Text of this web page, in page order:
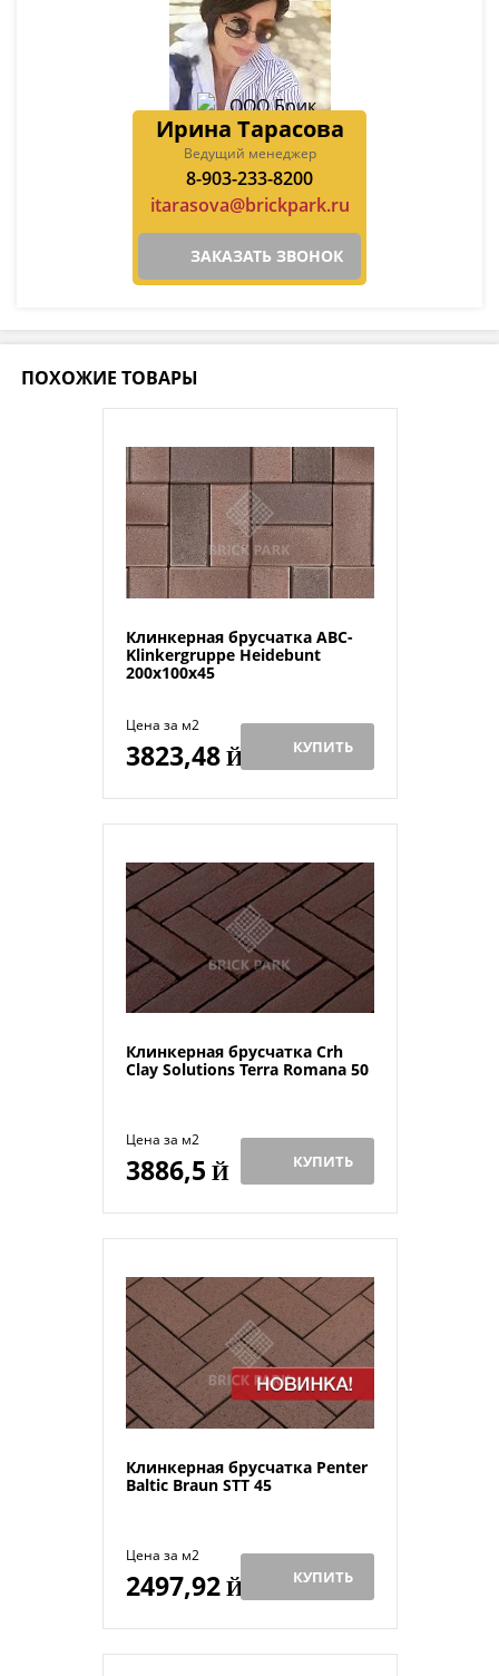
Ирина Тарасова
Ведущий менеджер
8-903-233-8200
itarasova@brickpark.ru
ЗАКАЗАТЬ ЗВОНОК
ПОХОЖИЕ ТОВАРЫ
Клинкерная брусчатка ABC-
Klinkergruppe Heidebunt
200х100х45
Цена за м2
3823,48Й КУПИТЬ
Клинкерная брусчатка Crh
Clay Solutions Terra Romana 50
Цена за м2
3886,5 Й КУПИТЬ
Клинкерная брусчатка Penter
Baltic Braun STT 45
Цена за м2
2497,92Й КУПИТЬ